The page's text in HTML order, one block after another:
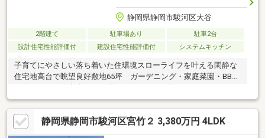
静岡県静岡市駿河区大谷
2階建て 駐車場あり
駐車2台
設計住宅性能評価付
建設住宅性能評価付 システムキッチン
子育てにやさしい落ち着いた住環境スローライフを叶える閑静な
住宅地高台で眺望良好敷地65坪 ガーデニング・家庭菜園・BBQ
LDKカウンターキッチンからリビングが見渡せます豊富な収納ス
ペース風通しのよい両面バルコニー南バルコニーでお洗濯も快適
環境と家計にやさしいオール電化住宅太陽光発電パネル搭載のエ
コ住宅すべての人に優しいバリアフリー設計・・・備考・・・旭
静岡県静岡市駿河区宮竹２ 3,380万円 4LDK